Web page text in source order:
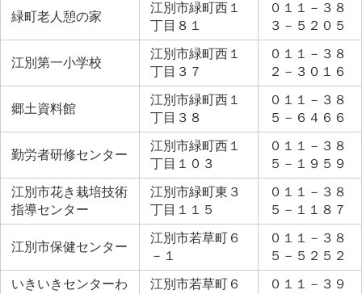
緑町老人憩の家
江別市緑町西１
丁目８１
０１１－３８
３－５２０５
江別第一小学校
江別市緑町西１
丁目３７
０１１－３８
２－３０１６
郷土資料館
江別市緑町西１
丁目３８
０１１－３８
５－６４６６
勤労者研修センター
江別市緑町西１
丁目１０３
０１１－３８
５－１９５９
江別市花き栽培技術
指導センター
江別市緑町東３
丁目１１５
０１１－３８
５－１１８７
江別市保健センター
江別市若草町６
－１
０１１－３８
５－５２５２
いきいきセンターわ
江別市若草町６
０１１－３９